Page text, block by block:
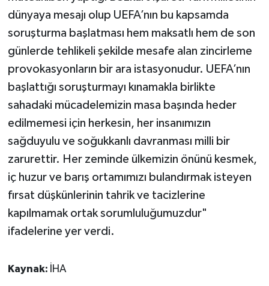
dünyaya mesajı olup UEFA’nın bu kapsamda
soruşturma başlatması hem maksatlı hem de son
günlerde tehlikeli şekilde mesafe alan zincirleme
provokasyonların bir ara istasyonudur. UEFA’nın
başlattığı soruşturmayı kınamakla birlikte
sahadaki mücadelemizin masa başında heder
edilmemesi için herkesin, her insanımızın
sağduyulu ve soğukkanlı davranması milli bir
zarurettir. Her zeminde ülkemizin önünü kesmek,
iç huzur ve barış ortamımızı bulandırmak isteyen
fırsat düşkünlerinin tahrik ve tacizlerine
kapılmamak ortak sorumluluğumuzdur"
ifadelerine yer verdi.
Kaynak: İHA